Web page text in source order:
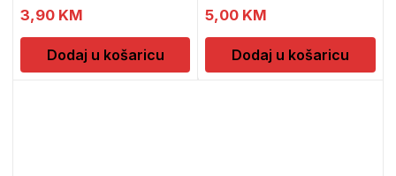
3,90 KM
Dodaj u košaricu
5,00 KM
Dodaj u košaricu